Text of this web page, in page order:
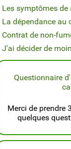
Les symptômes de
La dépendance au
Contrat de non-
J'ai décider de
Questionnaire
Merci de prendre
quelques